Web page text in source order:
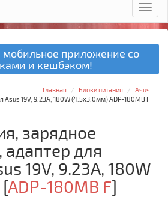
приложение со
и кешбэком!
Главная Блоки питания
Asus
Asus 19V, 9.23A, 180W (4.5x3.0мм) ADP-180MB F
зарядное
адаптер для
19V, 9.23A, 180W
[ADP-180MB F]